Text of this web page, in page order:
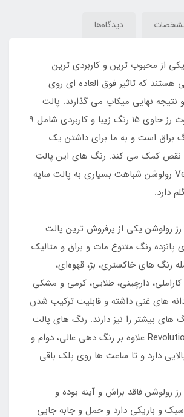
دیدگاه‌ها
از محبوب ترین و کاربردی ترین
هستند که تاثیر فوق العاده ای روی
نتیجه نهایی میکاپ می گذارند. پالت
سایه رولوشن ولوت رز حاوی 15 رنگ زیبا و کاربردی شامل 9
مات و 4 رنگ براق است و به ما برای داشتن یک
نقص کمک می کند. رنگ های این پالت
سایه Velvet Rose رولوشن شباهت بسیاری به پالت سایه
دارد.
رولوشن یکی از پرفروش‌ ترین پالت
پانزده رنگ متنوع مات و براق و متالیک
رنگ ‌های خاکستری، بژ، قهوه‌ای،
دارچینی، طلایی، کرمی و مشکی
های غنی داشته و قابلیت ترکیب شدن
های بیشتر را نیز دارند. رنگ های پالت
سایه ولوت رز Revolution علاوه بر رنگ دهی عالی، دوام و
دارد و تا ساعت ‌ها روی پلک باقی
رولوشن فاقد براش و آینه بوده و
و باریکی دارد و حمل و جابه جایی